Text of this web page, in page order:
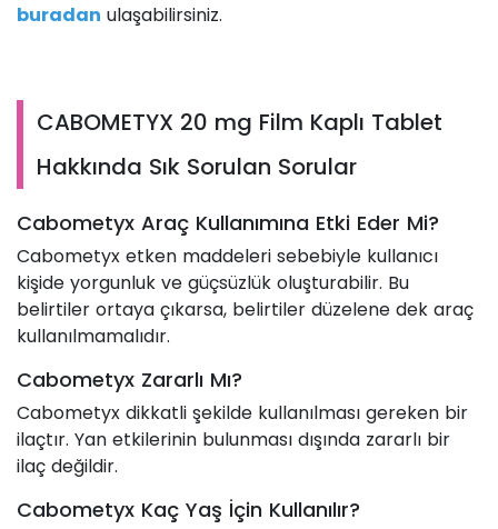
buradan ulaşabilirsiniz.
CABOMETYX 20 mg Film Kaplı Tablet
Hakkında Sık Sorulan Sorular
Cabometyx Araç Kullanımına Etki Eder Mi?
Cabometyx etken maddeleri sebebiyle kullanıcı
kişide yorgunluk ve güçsüzlük oluşturabilir. Bu
belirtiler ortaya çıkarsa, belirtiler düzelene dek araç
kullanılmamalıdır.
Cabometyx Zararlı Mı?
Cabometyx dikkatli şekilde kullanılması gereken bir
ilaçtır. Yan etkilerinin bulunması dışında zararlı bir
ilaç değildir.
Cabometyx Kaç Yaş İçin Kullanılır?